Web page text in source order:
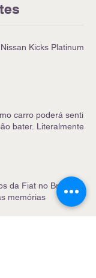
Kicks Platinum
carro poderá sentir
bater. Literalmente
da Fiat no Brasil e
memórias